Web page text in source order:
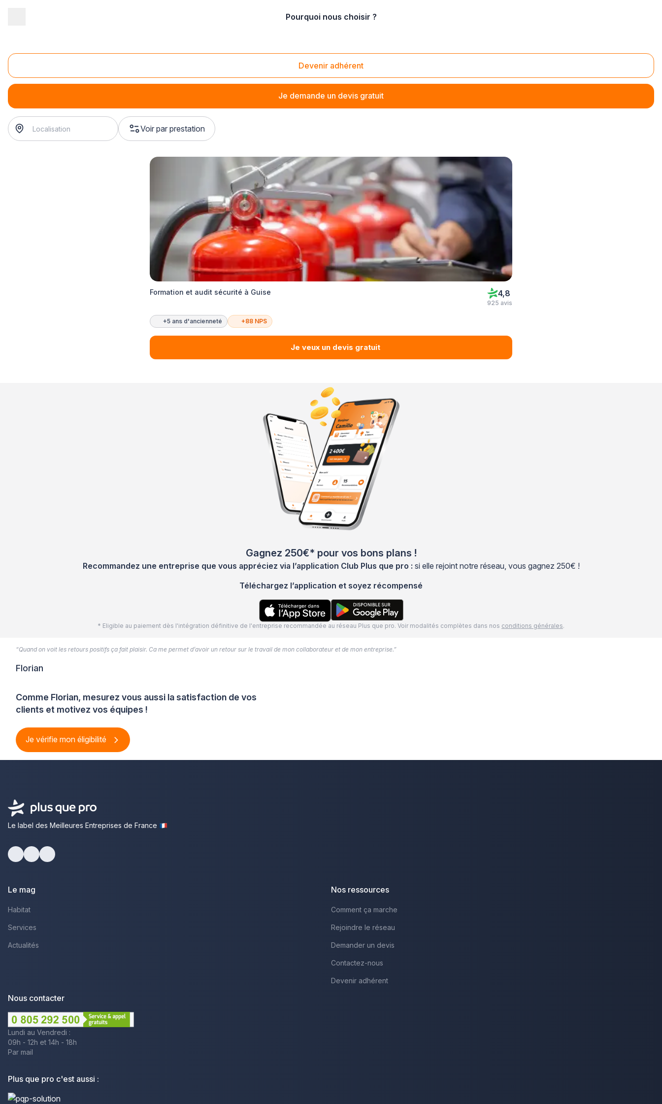
Pourquoi nous choisir ?
Devenir adhérent
Je demande un devis gratuit
Conseil en aménagement sécurité incendie
Conseil en aménagement sécurité incendie
Voir par prestation
Formation et audit sécurité à Guise 4,8
925 avis
+5 ans d'ancienneté +88 NPS
Je veux un devis gratuit
Gagnez 250€* pour vos bons plans !
Recommandez une entreprise que vous appréciez via l’application Club Plus que pro : si elle rejoint notre réseau, vous gagnez 250€ !
Téléchargez l’application et soyez récompensé
* Eligible au paiement dès l'intégration définitive de l'entreprise recommandée au réseau Plus que pro. Voir modalités complètes dans nos conditions générales.
Comme Florian, mesurez vous aussi la satisfaction de vos
clients et motivez vos équipes !
Je vérifie mon éligibilité
“Quand on voit les retours positifs ça fait plaisir. Ca me permet d’avoir un retour sur le travail de mon collaborateur et de mon entreprise.”
Florian
Le label des Meilleures Entreprises de France
Le mag
Habitat
Services
Actualités
Nos ressources
Comment ça marche
Rejoindre le réseau
Demander un devis
Contactez-nous
Devenir adhérent
Nous contacter
Lundi au Vendredi :
09h - 12h et 14h - 18h
Par mail
Plus que pro c'est aussi :